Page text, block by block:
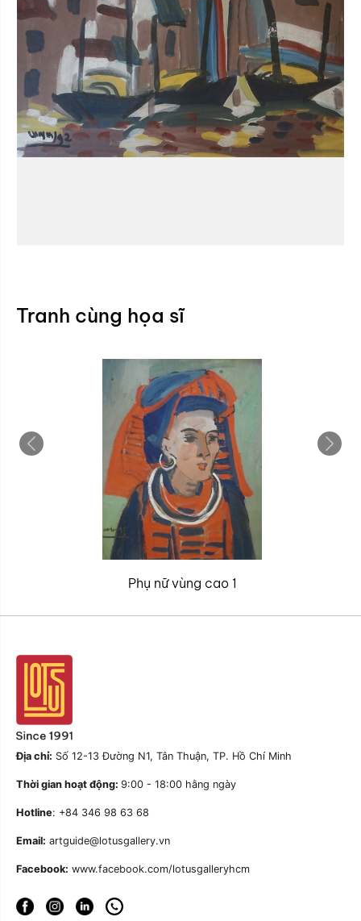
Tranh cùng họa sĩ
Phụ nữ vùng cao 1
Địa chỉ: Số 12-13 Đường N1, Tân Thuận, TP. Hồ Chí Minh
Thời gian hoạt động: 9:00 - 18:00 hằng ngày
Hotline: +84 346 98 63 68
Email: artguide@lotusgallery.vn
Facebook: www.facebook.com/lotusgalleryhcm